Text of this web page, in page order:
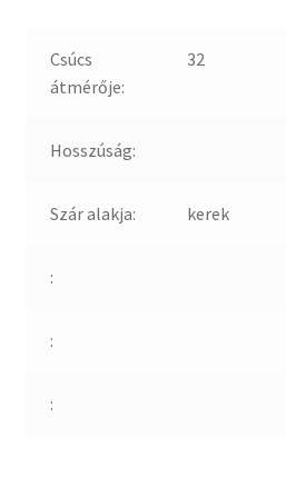
Csúcs
átmérője:
32
Hosszúság:
Szár alakja: kerek
:
:
: